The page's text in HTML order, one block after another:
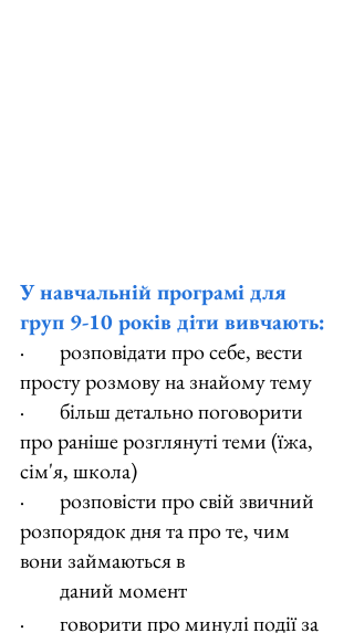
У навчальній програмі для
груп 9-10 років діти вивчають:
·        розповідати про себе, вести
просту розмову на знайому тему
·        більш детально поговорити
про раніше розглянуті теми (їжа,
сім'я, школа)
·        розповісти про свій звичний
розпорядок дня та про те, чим
вони займаються в
         даний момент
·        говорити про минулі події за